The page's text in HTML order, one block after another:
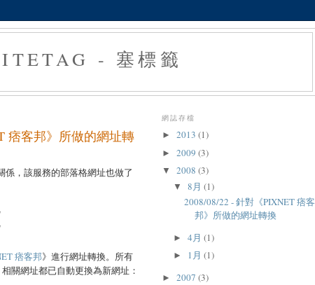
- 塞標籤
痞客邦》所做的網址轉
係，該服務的部落格網址也做了
痞客邦》進行網址轉換。所有
關網址都已自動更換為新網址：
網誌存檔
► 2013 (1)
► 2009 (3)
▼ 2008 (3)
▼ 8月 (1)
2008/08/22 - 針對《PIXNET 痞客
邦》所做的網址轉換
► 4月 (1)
► 1月 (1)
► 2007 (3)